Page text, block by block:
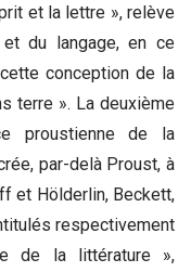
et la lettre », relève
du langage, en ce
conception de la
terre ». La deuxième
proustienne de la
par-delà Proust, à
et Hölderlin, Beckett,
respectivement
de la littérature »,